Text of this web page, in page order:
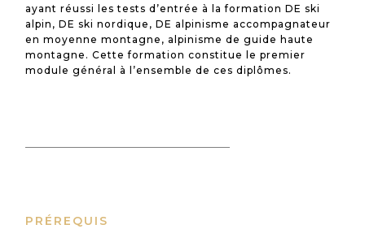
ayant réussi les tests d’entrée à la formation DE ski
alpin, DE ski nordique, DE alpinisme accompagnateur
en moyenne montagne, alpinisme de guide haute
montagne. Cette formation constitue le premier
module général à l’ensemble de ces diplômes.
PRÉREQUIS